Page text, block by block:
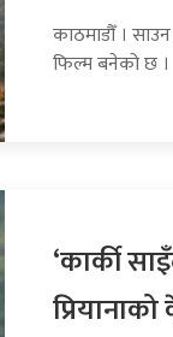
काठमाडौँ ।
फिल्म बनेको छ ।
‘कार्की
प्रियानाको